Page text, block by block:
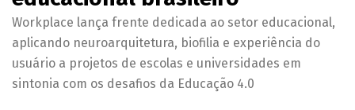
Workplace lança frente dedicada ao setor educacional,
aplicando neuroarquitetura, biofilia e experiência do
usuário a projetos de escolas e universidades em
sintonia com os desafios da Educação 4.0